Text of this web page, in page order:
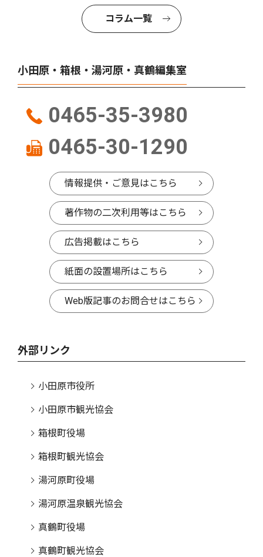
コラム一覧
小田原・箱根・湯河原・真鶴編集室
0465-35-3980
0465-30-1290
情報提供・ご意見はこちら
著作物の二次利用等はこちら
広告掲載はこちら
紙面の設置場所はこちら
Web版記事のお問合せはこちら
外部リンク
小田原市役所
小田原市観光協会
箱根町役場
箱根町観光協会
湯河原町役場
湯河原温泉観光協会
真鶴町役場
真鶴町観光協会